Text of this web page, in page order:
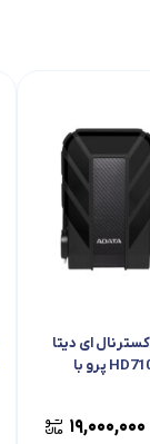
ای دیتا
مدل HD710 پرو با
۱۹,۰۰۰,۰۰۰